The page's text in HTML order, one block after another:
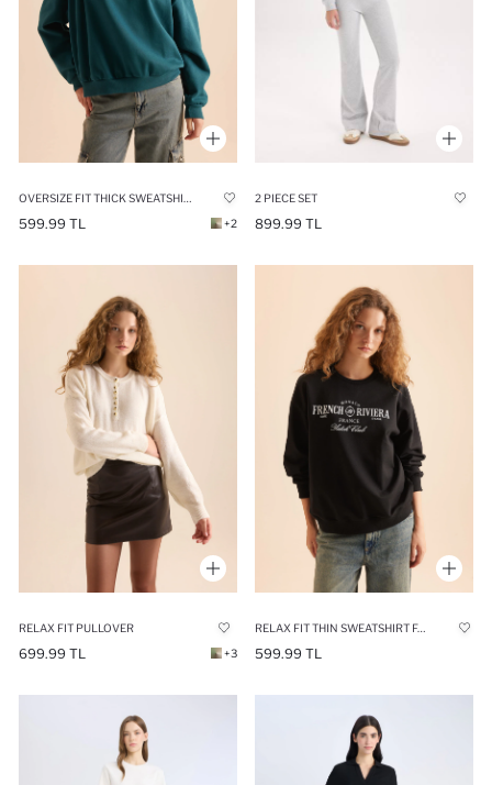
599.99 TL +2
2 PIECE SET
899.99 TL
RELAX FIT PULLOVER
699.99 TL +3
RELAX FIT THIN SWEATSHIRT FABRIC SWEATSHIRT
599.99 TL